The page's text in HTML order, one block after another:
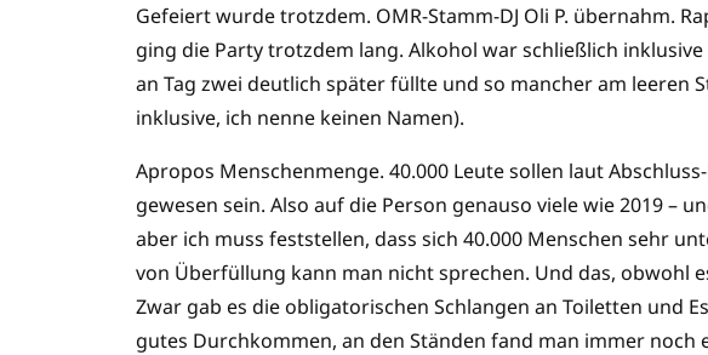
Gefeiert wurde trotzdem. OMR-Stamm-DJ Oli P. übernahm.
ging die Party trotzdem lang. Alkohol war schließlich
an Tag zwei deutlich später füllte und so mancher am leeren
inklusive, ich nenne keinen Namen).
Apropos Menschenmenge. 40.000 Leute sollen laut
gewesen sein. Also auf die Person genauso viele wie 2019 –
aber ich muss feststellen, dass sich 40.000 Menschen sehr
von Überfüllung kann man nicht sprechen. Und das, obwohl
Zwar gab es die obligatorischen Schlangen an Toiletten und
gutes Durchkommen, an den Ständen fand man immer noch